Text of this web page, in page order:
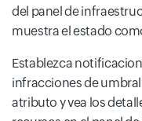
del panel de
muestra el estado
Establezca
infracciones de
atributo y vea los